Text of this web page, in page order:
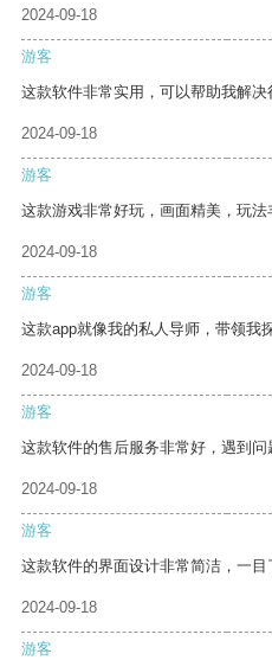
2024-09-18
游客
这款软件非常实用，可以帮助我解决
2024-09-18
游客
这款游戏非常好玩，画面精美，玩法
2024-09-18
游客
这款app就像我的私人导师，带领我
2024-09-18
游客
这款软件的售后服务非常好，遇到问
2024-09-18
游客
这款软件的界面设计非常简洁，一目
2024-09-18
游客